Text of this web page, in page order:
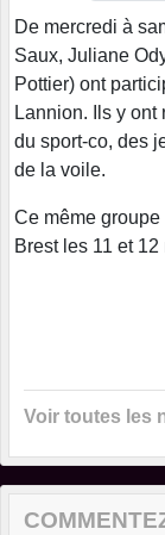
De mercredi à
Saux, Juliane
Pottier) ont
Lannion. Ils y
du sport-co, des
de la voile.
Ce même
Brest les 11 et
Voir toutes les